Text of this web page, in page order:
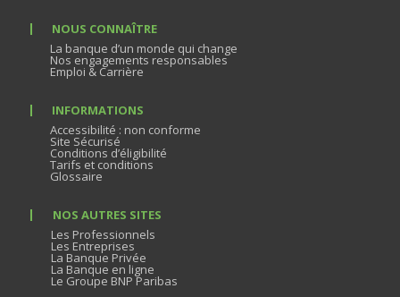
NOUS CONNAÎTRE
La banque d’un monde qui change
Nos engagements responsables
Emploi & Carrière
INFORMATIONS
Accessibilité : non conforme
Site Sécurisé
Conditions d’éligibilité
Tarifs et conditions
Glossaire
NOS AUTRES SITES
Les Professionnels
Les Entreprises
La Banque Privée
La Banque en ligne
Le Groupe BNP Paribas